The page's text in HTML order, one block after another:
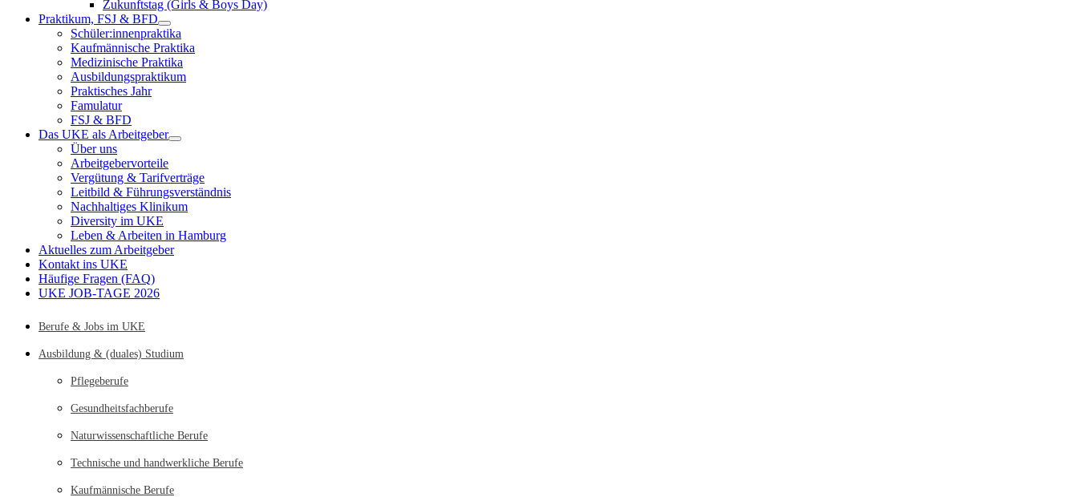
Zukunftstag (Girls & Boys Day)
Praktikum, FSJ & BFD
Schüler:innenpraktika
Kaufmännische Praktika
Medizinische Praktika
Ausbildungspraktikum
Praktisches Jahr
Famulatur
FSJ & BFD
Das UKE als Arbeitgeber
Über uns
Arbeitgebervorteile
Vergütung & Tarifverträge
Leitbild & Führungsverständnis
Nachhaltiges Klinikum
Diversity im UKE
Leben & Arbeiten in Hamburg
Aktuelles zum Arbeitgeber
Kontakt ins UKE
Häufige Fragen (FAQ)
UKE JOB-TAGE 2026
Berufe & Jobs im UKE
Ausbildung & (duales) Studium
Pflegeberufe
Gesundheitsfachberufe
Naturwissenschaftliche Berufe
Technische und handwerkliche Berufe
Kaufmännische Berufe